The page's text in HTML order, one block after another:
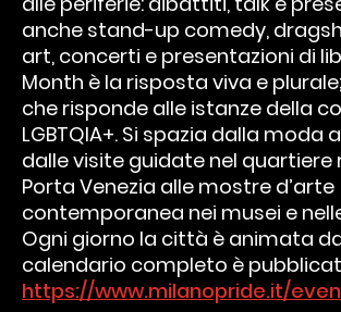
anche stand-up comedy,
art, concerti e presentazioni di
Month è la risposta viva e
che risponde alle istanze della
LGBTQIA+. Si spazia dalla moda
dalle visite guidate nel quartiere
Porta Venezia alle mostre d’arte
contemporanea nei musei e
Ogni giorno la città è animata
calendario completo è
https://www.milanopride.it/